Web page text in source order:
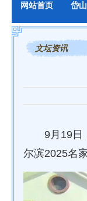
网站首页 岱
文坛资讯
9月19日
尔滨2025名